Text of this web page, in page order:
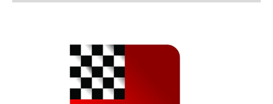
individueller als je zuvor.